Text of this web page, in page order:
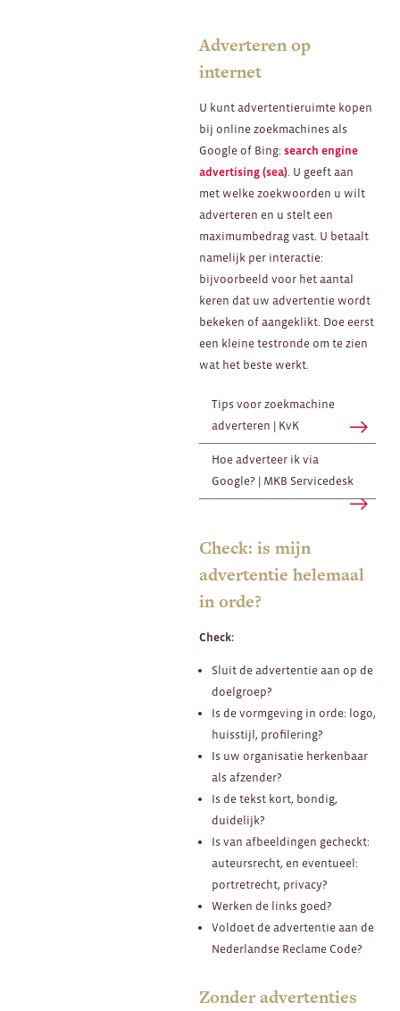
Adverteren op
internet
U kunt advertentieruimte kopen
bij online zoekmachines als
Google of Bing:search engine
advertising (sea). U geeft aan
met welke zoekwoorden u wilt
adverteren en u stelt een
maximumbedrag vast. U betaalt
namelijk per interactie:
bijvoorbeeld voor het aantal
keren dat uw advertentie wordt
bekeken of aangeklikt. Doe eerst
een kleine testronde om te zien
wat het beste werkt.
Tips voor zoekmachine
adverteren | KvK
Hoe adverteer ik via
Google? | MKB Servicedesk
Check: is mijn
advertentie helemaal
in orde?
Check:
Sluit de advertentie aan op de
doelgroep?
Is de vormgeving in orde: logo,
huisstijl, profilering?
Is uw organisatie herkenbaar
als afzender?
Is de tekst kort, bondig,
duidelijk?
Is van afbeeldingen gecheckt:
auteursrecht, en eventueel:
portretrecht, privacy?
Werken de links goed?
Voldoet de advertentie aan de
Nederlandse Reclame Code?
Zonder advertenties